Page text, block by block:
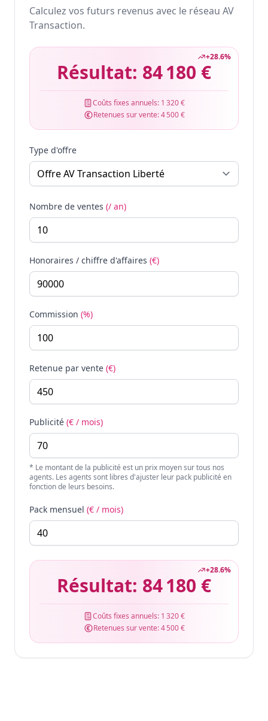
Calculez vos futurs revenus avec le réseau AV
Transaction.
+28.6%
Résultat: 84 180 €
Coûts fixes annuels: 1 320 €
Retenues sur vente:4 500 €
Type d'offre
Nombre de ventes (/ an)
Honoraires / chiffre d'affaires (€)
Commission (%)
Retenue par vente (€)
Publicité (€ / mois)
* Le montant de la publicité est un prix moyen sur tous nos
agents. Les agents sont libres d'ajuster leur pack publicité en
fonction de leurs besoins.
Pack mensuel (€ / mois)
+28.6%
Résultat: 84 180 €
Coûts fixes annuels: 1 320 €
Retenues sur vente:4 500 €